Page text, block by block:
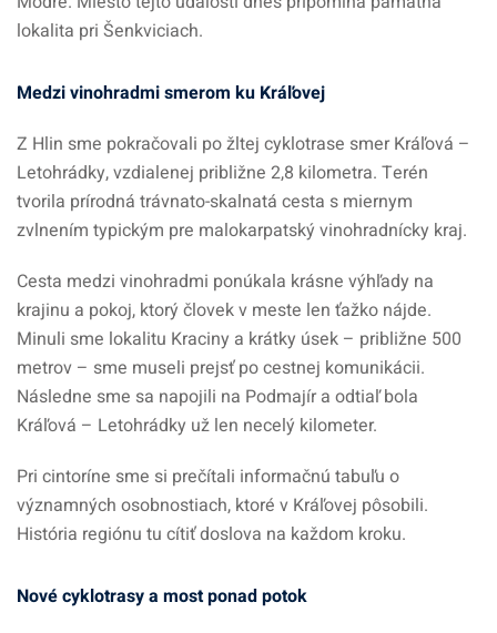
lokalita pri Šenkviciach.
Medzi vinohradmi smerom ku Kráľovej
Z Hlin sme pokračovali po žltej cyklotrase smer Kráľová –
Letohrádky, vzdialenej približne 2,8 kilometra. Terén
tvorila prírodná trávnato-skalnatá cesta s miernym
zvlnením typickým pre malokarpatský vinohradnícky kraj.
Cesta medzi vinohradmi ponúkala krásne výhľady na
krajinu a pokoj, ktorý človek v meste len ťažko nájde.
Minuli sme lokalitu Kraciny a krátky úsek – približne 500
metrov – sme museli prejsť po cestnej komunikácii.
Následne sme sa napojili na Podmajír a odtiaľ bola
Kráľová – Letohrádky už len necelý kilometer.
Pri cintoríne sme si prečítali informačnú tabuľu o
významných osobnostiach, ktoré v Kráľovej pôsobili.
História regiónu tu cítiť doslova na každom kroku.
Nové cyklotrasy a most ponad potok